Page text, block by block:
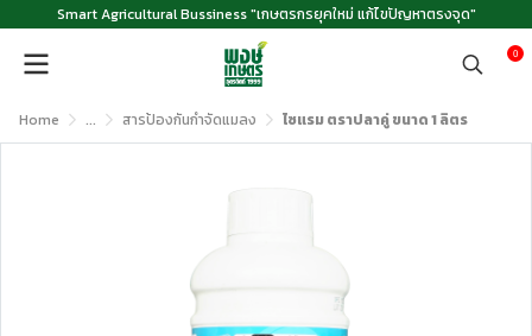
Smart Agricultural Bussiness "เกษตรกรยุคใหม่ แก้ไขปัญหาตรงจุด"
0
Home ... สารป้องกันกำจัดแมลง ไซแรม ตราปลาคู่ ขนาด 1 ลิตร